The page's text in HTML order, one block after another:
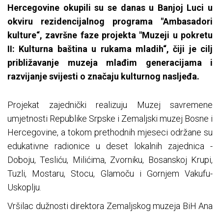
Hercegovine okupili su se danas u Banjoj Luci u
okviru rezidencijalnog programa "Ambasadori
kulture“, završne faze projekta "Muzeji u pokretu
II: Kulturna baština u rukama mladih“, čiji je cilj
približavanje muzeja mlađim generacijama i
razvijanje svijesti o značaju kulturnog nasljeđa.
Projekat zajednički realizuju Muzej savremene
umjetnosti Republike Srpske i Zemaljski muzej Bosne i
Hercegovine, a tokom prethodnih mjeseci održane su
edukativne radionice u deset lokalnih zajednica -
Doboju, Tesliću, Milićima, Zvorniku, Bosanskoj Krupi,
Tuzli, Mostaru, Stocu, Glamoču i Gornjem Vakufu-
Uskoplju.
Vršilac dužnosti direktora Zemaljskog muzeja BiH Ana